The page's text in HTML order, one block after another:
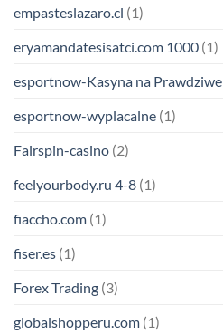
empasteslazaro.cl (1)
eryamandatesisatci.com 1000 (1)
esportnow-Kasyna na Prawdziwe
esportnow-wyplacalne (1)
Fairspin-casino (2)
feelyourbody.ru 4-8 (1)
fiaccho.com (1)
fiser.es (1)
Forex Trading (3)
globalshopperu.com (1)